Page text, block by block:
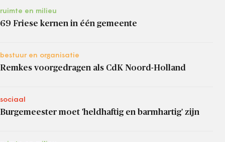
ruimte en milieu
69 Friese kernen in één gemeente
bestuur en organisatie
Remkes voorgedragen als CdK Noord-Holland
sociaal
Burgemeester moet 'heldhaftig en barmhartig' zijn